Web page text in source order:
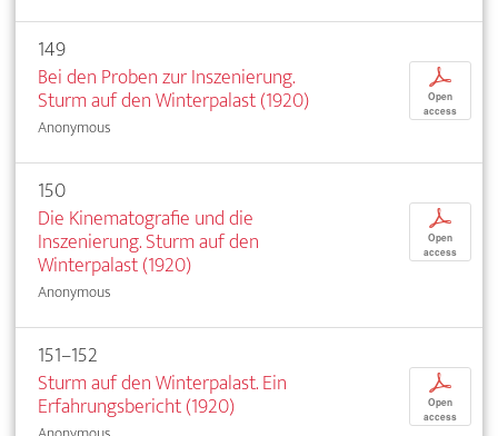
149
Bei den Proben zur Inszenierung.
Sturm auf den Winterpalast (1920)
Anonymous
p
Open
access
150
Die Kinematografie und die
Inszenierung. Sturm auf den
Winterpalast (1920)
Anonymous
p
Open
access
151–152
Sturm auf den Winterpalast. Ein
Erfahrungsbericht (1920)
p
Open
access